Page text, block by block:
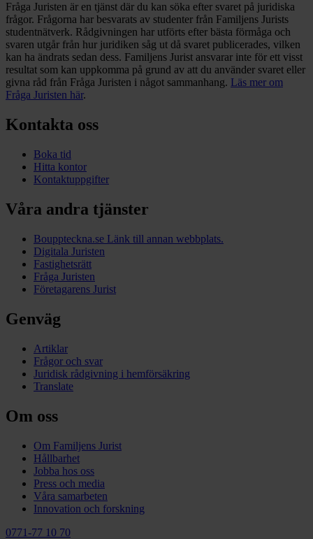
Fråga Juristen är en tjänst där du kan söka efter svaret på juridiska
frågor. Frågorna har besvarats av studenter från Familjens Jurists
studentnätverk. Rådgivningen har utförts efter bästa förmåga och
svaren utgår från hur juridiken såg ut då svaret publicerades, vilken
kan ha ändrats sedan dess. Familjens Jurist ansvarar inte för ett visst
resultat som kan uppkomma på grund av att du använder svaret eller
givna råd från Fråga Juristen i något sammanhang. Läs mer om
Fråga Juristen här.
Kontakta oss
Boka tid
Hitta kontor
Kontaktuppgifter
Våra andra tjänster
Bouppteckna.se Länk till annan webbplats.
Digitala Juristen
Fastighetsrätt
Fråga Juristen
Företagarens Jurist
Genväg
Artiklar
Frågor och svar
Juridisk rådgivning i hemförsäkring
Translate
Om oss
Om Familjens Jurist
Hållbarhet
Jobba hos oss
Press och media
Våra samarbeten
Innovation och forskning
0771-77 10 70